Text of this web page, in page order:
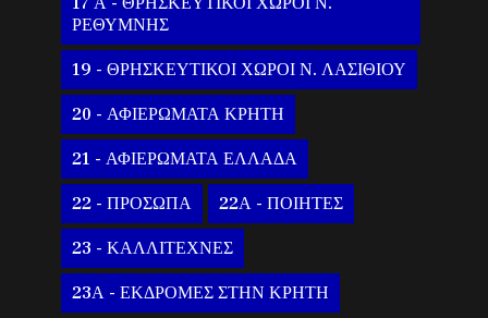
ΡΕΘΥΜΝΗΣ
19 - ΘΡΗΣΚΕΥΤΙΚΟΙ ΧΩΡΟΙ Ν. ΛΑΣΙΘΙΟΥ
20 - ΑΦΙΕΡΩΜΑΤΑ ΚΡΗΤΗ
21 - ΑΦΙΕΡΩΜΑΤΑ ΕΛΛΑΔΑ
22 - ΠΡΟΣΩΠΑ 22Α - ΠΟΙΗΤΕΣ
23 - ΚΑΛΛΙΤΕΧΝΕΣ
23Α - ΕΚΔΡΟΜΕΣ ΣΤΗΝ ΚΡΗΤΗ